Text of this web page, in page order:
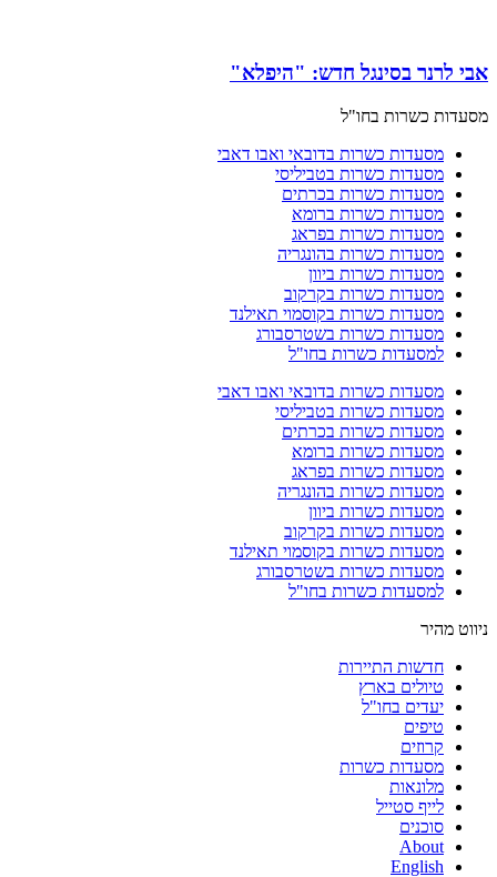
אבי לרנר בסינגל חדש: "היפלא"
מסעדות כשרות בחו"ל
מסעדות כשרות בדובאי ואבו דאבי
מסעדות כשרות בטביליסי
מסעדות כשרות בכרתים
מסעדות כשרות ברומא
מסעדות כשרות בפראג
מסעדות כשרות בהונגריה
מסעדות כשרות ביוון
מסעדות כשרות בקרקוב
מסעדות כשרות בקוסמוי תאילנד
מסעדות כשרות בשטרסבורג
למסעדות כשרות בחו"ל
מסעדות כשרות בדובאי ואבו דאבי
מסעדות כשרות בטביליסי
מסעדות כשרות בכרתים
מסעדות כשרות ברומא
מסעדות כשרות בפראג
מסעדות כשרות בהונגריה
מסעדות כשרות ביוון
מסעדות כשרות בקרקוב
מסעדות כשרות בקוסמוי תאילנד
מסעדות כשרות בשטרסבורג
למסעדות כשרות בחו"ל
ניווט מהיר
חדשות התיירות
טיולים בארץ
יעדים בחו"ל
טיפים
קרוזים
מסעדות כשרות
מלונאות
לייף סטייל
סוכנים
About
English